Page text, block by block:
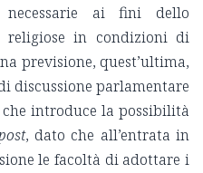
necessarie ai fini dello
religiose in condizioni di
previsione, quest’ultima,
discussione parlamentare
introduce la possibilità
, dato che all’entrata in
le facoltà di adottare i